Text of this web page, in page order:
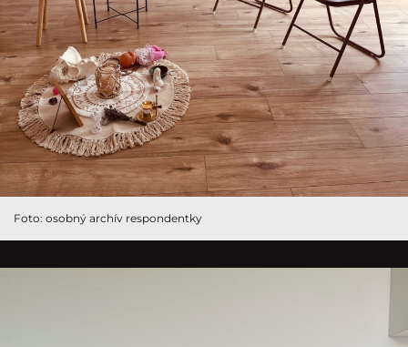
Foto: osobný archív respondentky